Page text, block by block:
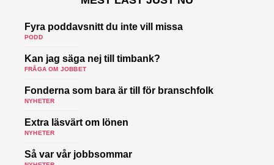
Fyra poddavsnitt du inte vill missa
PODD
Kan jag säga nej till timbank?
FRÅGA OM JOBBET
Fonderna som bara är till för branschfolk
NYHETER
Extra läsvärt om lönen
NYHETER
Så var vår jobbsommar